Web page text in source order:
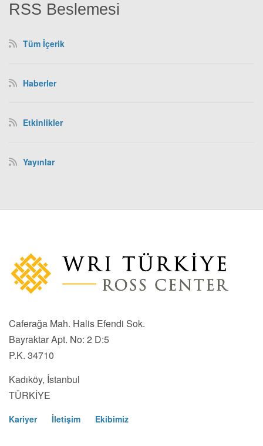
RSS Beslemesi
Tüm İçerik
Haberler
Etkinlikler
Yayınlar
Caferağa Mah. Halis Efendi Sok.
Bayraktar Apt. No: 2 D:5
P.K. 34710
Kadıköy, İstanbul
TÜRKİYE
Kariyer İletişim Ekibimiz